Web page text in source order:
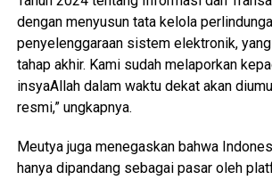
dengan menyusun tata kelola
penyelenggaraan sistem elektronik,
tahap akhir. Kami sudah melaporkan
insyaAllah dalam waktu dekat akan
resmi,” ungkapnya.
Meutya juga menegaskan bahwa
hanya dipandang sebagai pasar oleh